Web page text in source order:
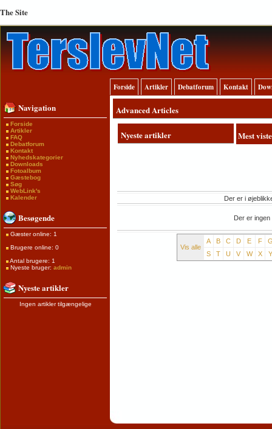
The Site
Forside Artikler Debatforum Kontakt
Navigation
Forside
Artikler
FAQ
Debatforum
Kontakt
Nyhedskategorier
Downloads
Fotoalbum
Gæstebog
Søg
WebLink's
Kalender
Besøgende
Gæster online: 1
Brugere online: 0
Antal brugere: 1
Nyeste bruger: admin
Nyeste artikler
Ingen artikler tilgængelige
Advanced Articles
Nyeste artikler Mest
Der er i
Der er
Vis alle
A B C D E F
S
T U V W X Y